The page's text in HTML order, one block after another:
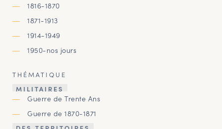
1816-1870
1871-1913
1914-1949
1950-nos jours
THÉMATIQUE
MILITAIRES
Guerre de Trente Ans
Guerre de 1870-1871